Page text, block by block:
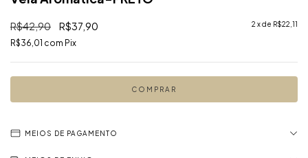
R$42,90 R$37,90 2 x de R$22,11
R$36,01 com Pix
MEIOS DE PAGAMENTO